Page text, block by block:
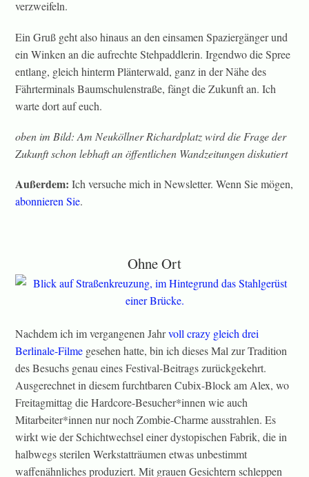
verzweifeln.
Ein Gruß geht also hinaus an den einsamen Spaziergänger und
ein Winken an die aufrechte Stehpaddlerin. Irgendwo die Spree
entlang, gleich hinterm Plänterwald, ganz in der Nähe des
Fährterminals Baumschulenstraße, fängt die Zukunft an. Ich
warte dort auf euch.
oben im Bild: Am Neuköllner Richardplatz wird die Frage der
Zukunft schon lebhaft an öffentlichen Wandzeitungen diskutiert
Außerdem: Ich versuche mich in Newsletter. Wenn Sie mögen,
abonnieren Sie.
Ohne Ort
Nachdem ich im vergangenen Jahrvoll crazy gleich drei
Berlinale-Filme gesehen hatte, bin ich dieses Mal zur Tradition
des Besuchs genau eines Festival-Beitrags zurückgekehrt.
Ausgerechnet in diesem furchtbaren Cubix-Block am Alex, wo
Freitagmittag die Hardcore-Besucher*innen wie auch
Mitarbeiter*innen nur noch Zombie-Charme ausstrahlen. Es
wirkt wie der Schichtwechsel einer dystopischen Fabrik, die in
halbwegs sterilen Werkstatträumen etwas unbestimmt
waffenähnliches produziert. Mit grauen Gesichtern schleppen